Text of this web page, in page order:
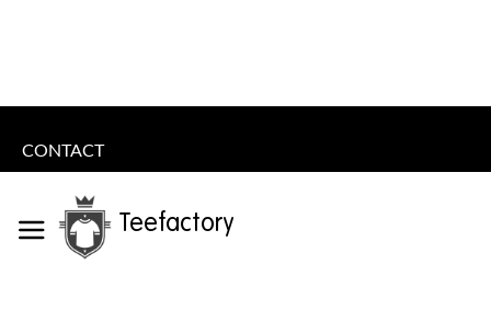
CONTACT
Teefactory